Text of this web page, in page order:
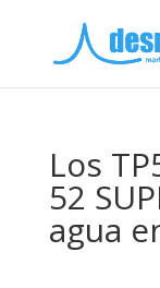
Los
52
agua